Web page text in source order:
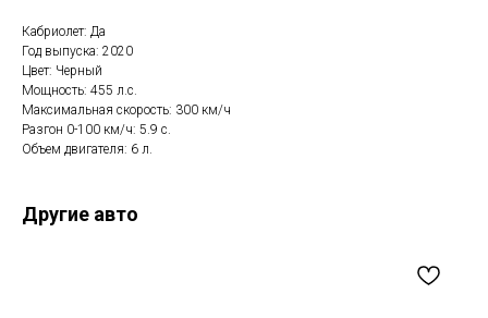
Кабриолет: Да
Год выпуска: 2020
Цвет: Черный
Мощность: 455 л.с.
Максимальная скорость: 300 км/ч
Разгон 0-100 км/ч: 5.9 с.
Объем двигателя: 6 л.
Другие авто